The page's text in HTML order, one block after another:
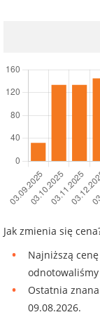
Jak zmienia się
Najniższą
Ostatnia
09.08.2026.